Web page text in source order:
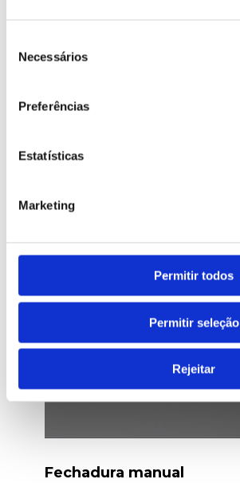
Necessários
Preferências
Estatísticas
Marketing
Permitir todos
Permitir seleção
Rejeitar
Faixas refletoras
produto.
Fechadura manual